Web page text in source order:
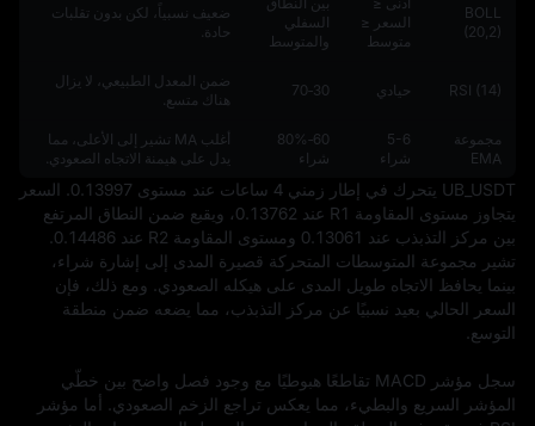
BOLL
(20,2)
السعر ≤
متوسط
السفلي
والمتوسط
ضعيف نسبياً، لكن بدون تقلبات
حادة.
RSI (14) حيادي 30‑70
ضمن المعدل الطبيعي، لا يزال
هناك متسع.
مجموعة
EMA
5-6
شراء
60‑80%
شراء
أغلب MA تشير إلى الأعلى، مما
يدل على هيمنة الاتجاه الصعودي.